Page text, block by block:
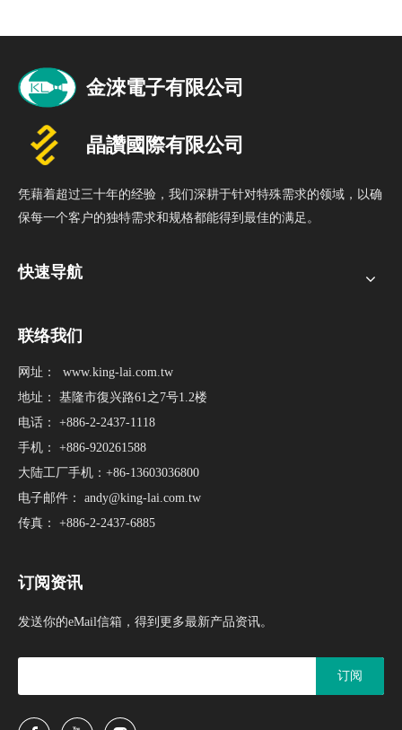
凭藉着超过三十年的经验，我们深耕于针对特殊需求的领域，以确
保每一个客户的独特需求和规格都能得到最佳的满足。
快速导航
联络我们
网址： www.king-lai.com.tw
地址： 基隆市復兴路61之7号1.2楼
电话： +886-2-2437-1118
手机： +886-920261588
大陆工厂手机：+86-13603036800
电子邮件： andy@king-lai.com.tw
传真： +886-2-2437-6885
订阅资讯
发送你的eMail信箱，得到更多最新产品资讯。
订阅